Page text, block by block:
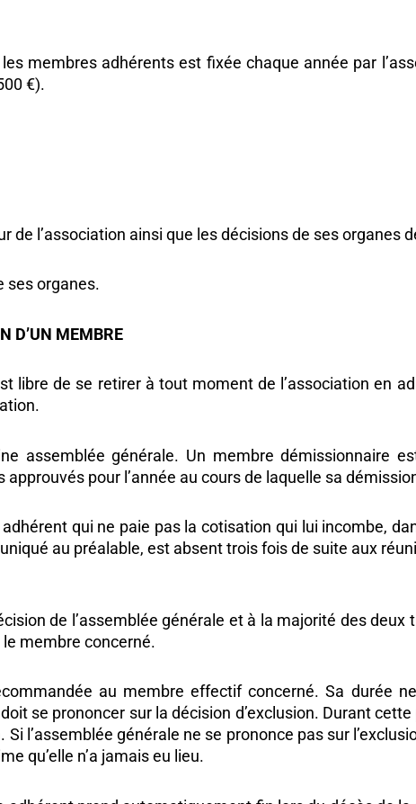
membres adhérents est fixée chaque année par
€).
de l’association ainsi que les décisions de ses organes
ses organes.
D’UN MEMBRE
libre de se retirer à tout moment de l’association en
assemblée générale. Un membre démissionnaire
pour l’année au cours de laquelle sa
qui ne paie pas la cotisation qui lui incombe,
au préalable, est absent trois fois de suite aux
de l’assemblée générale et à la majorité des deux
le membre concerné.
au membre effectif concerné. Sa durée
se prononcer sur la décision d’exclusion. Durant
l’assemblée générale ne se prononce pas sur
qu’elle n’a jamais eu lieu.